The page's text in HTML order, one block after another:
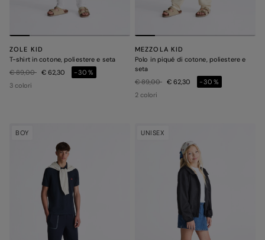
ZOLE KID
T-shirt in cotone, poliestere e seta
Prezzo ridotto da
€ 89,00a € 62,30
-30%
3 colori
MEZZOLA KID
Polo in piqué di cotone, poliestere e
seta
Prezzo ridotto da
€ 89,00a € 62,30
-30%
2 colori
BOY UNISEX